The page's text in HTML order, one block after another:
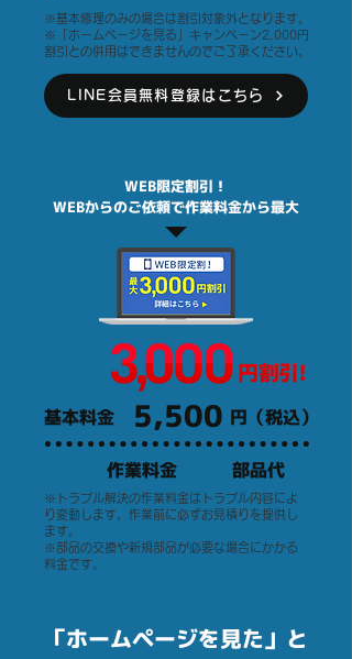
※基本修理のみの場合は割引対象外となります。
※「ホームページを見る」キャンペーン2,000円
割引との併用はできませんのでご了承ください。
LINE会員無料登録はこちら
WEB限定割引！
​WEBからのご依頼で作業料金から最大
基本料金 5,500 円（税込）
作業料金 部品代
※トラブル解決の作業料金はトラブル内容によ
り変動します。作業前に必ずお見積りを提供し
ます。
※部品の交換や新規部品が必要な場合にかかる
料金です。
「ホームページを見た」と